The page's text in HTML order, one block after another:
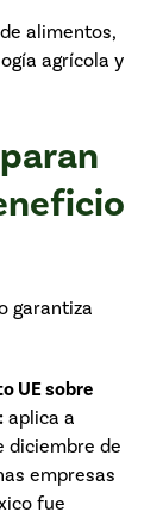
alimentos,
agrícola y
garantiza
UE sobre
aplica a
diciembre de
empresas
fue